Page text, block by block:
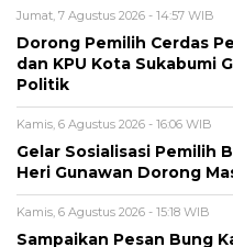
Jumat, 7 Agustus 2026 - 14:57 WIB
Dorong Pemilih Cerdas
dan KPU Kota Sukabumi
Politik
Kamis, 6 Agustus 2026 - 16:06 WIB
Gelar Sosialisasi Pemilih
Heri Gunawan Dorong
Kamis, 6 Agustus 2026 - 15:18 WIB
Sampaikan Pesan Bung